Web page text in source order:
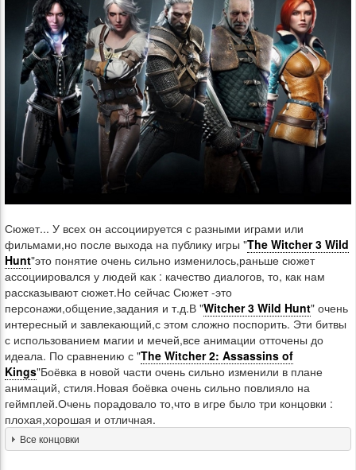
Сюжет... У всех он ассоциируется с разными играми или
фильмами,но после выхода на публику игры "The Witcher 3 Wild
Hunt"это понятие очень сильно изменилось,раньше сюжет
ассоциировался у людей как : качество диалогов, то, как нам
рассказывают сюжет.Но сейчас Сюжет -это
персонажи,общение,задания и т.д.В "Witcher 3 Wild Hunt" очень
интересный и завлекающий,с этом сложно поспорить. Эти битвы
с использованием магии и мечей,все анимации отточены до
идеала. По сравнению с "The Witcher 2: Assassins of
Kings"Боёвка в новой части очень сильно изменили в плане
анимаций, стиля.Новая боёвка очень сильно повлияло на
геймплей.Очень порадовало то,что в игре было три концовки :
плохая,хорошая и отличная.
Все концовки